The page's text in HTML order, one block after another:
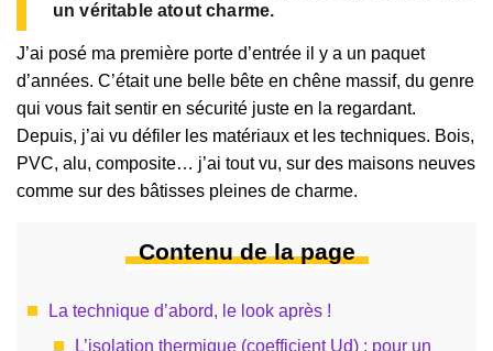
un véritable atout charme.
J’ai posé ma première porte d’entrée il y a un paquet
d’années. C’était une belle bête en chêne massif, du genre
qui vous fait sentir en sécurité juste en la regardant.
Depuis, j’ai vu défiler les matériaux et les techniques. Bois,
PVC, alu, composite… j’ai tout vu, sur des maisons neuves
comme sur des bâtisses pleines de charme.
Contenu de la page
La technique d’abord, le look après !
L’isolation thermique (coefficient Ud) : pour un